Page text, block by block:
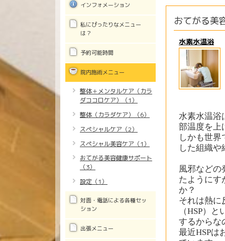
おてがる美
水素水温浴
水素水温浴
部温度を上
しかも世
した組織
風邪などの
たようにす
か？
それは熱に
（HSP）
するからな
最近HSPは
インフォメーション
私にぴったりなメニュー
は？
予約可能時間
院内施術メニュー
整体＋メンタルケア（カラ
ダココロケア）（1）
整体（カラダケア）（6）
スペシャルケア（2）
スペシャル美容ケア（1）
おてがる美容健康サポート
（3）
設定（1）
対面・電話による各種セッ
ション
出張メニュー